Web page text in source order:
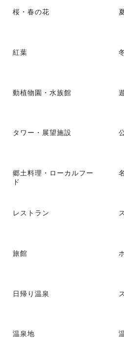
桜・春の花
紅葉
動植物園・水族館
タワー・展望施設
郷土料理・ローカルフー
ド
レストラン
旅館
日帰り温泉
温泉地